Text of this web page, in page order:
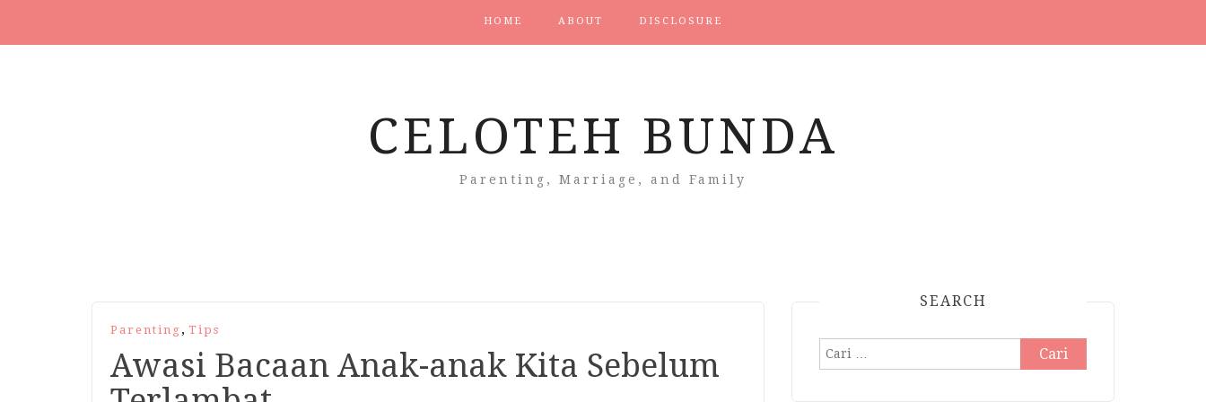
HOME ABOUT DISCLOSURE
CELOTEH BUNDA
Parenting, Marriage, and Family
Parenting , Tips
Awasi Bacaan Anak-anak Kita Sebelum
SEARCH
Cari
untuk: